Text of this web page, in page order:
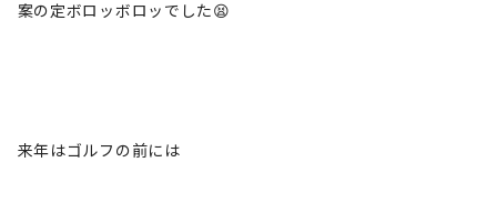
案の定ボロッボロッでした😫
来年はゴルフの前には